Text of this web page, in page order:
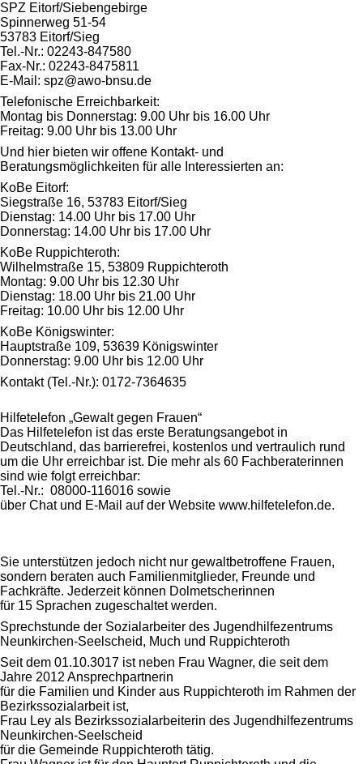
SPZ Eitorf/Siebengebirge
Spinnerweg 51-54
53783 Eitorf/Sieg
Tel.-Nr.: 02243-847580
Fax-Nr.: 02243-8475811
E-Mail: spz@awo-bnsu.de
Telefonische Erreichbarkeit:
Montag bis Donnerstag: 9.00 Uhr bis 16.00 Uhr
Freitag: 9.00 Uhr bis 13.00 Uhr
Und hier bieten wir offene Kontakt- und
Beratungsmöglichkeiten für alle Interessierten an:
KoBe Eitorf:
Siegstraße 16, 53783 Eitorf/Sieg
Dienstag: 14.00 Uhr bis 17.00 Uhr
Donnerstag: 14.00 Uhr bis 17.00 Uhr
KoBe Ruppichteroth:
Wilhelmstraße 15, 53809 Ruppichteroth
Montag: 9.00 Uhr bis 12.30 Uhr
Dienstag: 18.00 Uhr bis 21.00 Uhr
Freitag: 10.00 Uhr bis 12.00 Uhr
KoBe Königswinter:
Hauptstraße 109, 53639 Königswinter
Donnerstag: 9.00 Uhr bis 12.00 Uhr
Kontakt (Tel.-Nr.): 0172-7364635
Hilfetelefon „Gewalt gegen Frauen“
Das Hilfetelefon ist das erste Beratungsangebot in
Deutschland, das barrierefrei, kostenlos und vertraulich rund
um die Uhr erreichbar ist. Die mehr als 60 Fachberaterinnen
sind wie folgt erreichbar:
Tel.-Nr.: 08000-116016 sowie
über Chat und E-Mail auf der Website www.hilfetelefon.de.
Sie unterstützen jedoch nicht nur gewaltbetroffene Frauen,
sondern beraten auch Familienmitglieder, Freunde und
Fachkräfte. Jederzeit können Dolmetscherinnen
für 15 Sprachen zugeschaltet werden.
Sprechstunde der Sozialarbeiter des Jugendhilfezentrums
Neunkirchen-Seelscheid, Much und Ruppichteroth
Seit dem 01.10.3017 ist neben Frau Wagner, die seit dem
Jahre 2012 Ansprechpartnerin
für die Familien und Kinder aus Ruppichteroth im Rahmen der
Bezirkssozialarbeit ist,
Frau Ley als Bezirkssozialarbeiterin des Jugendhilfezentrums
Neunkirchen-Seelscheid
für die Gemeinde Ruppichteroth tätig.